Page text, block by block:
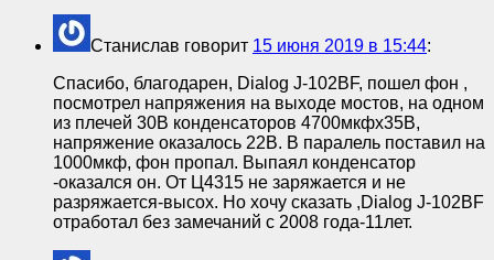
Станислав говорит 15 июня 2019 в 15:44:
Спасибо, благодарен, Dialog J-102BF, пошел фон ,
посмотрел напряжения на выходе мостов, на одном
из плечей 30В конденсаторов 4700мкфх35В,
напряжение оказалось 22В. В паралель поставил на
1000мкф, фон пропал. Выпаял конденсатор
-оказался он. От Ц4315 не заряжается и не
разряжается-высох. Но хочу сказать ,Dialog J-102BF
отработал без замечаний с 2008 года-11лет.